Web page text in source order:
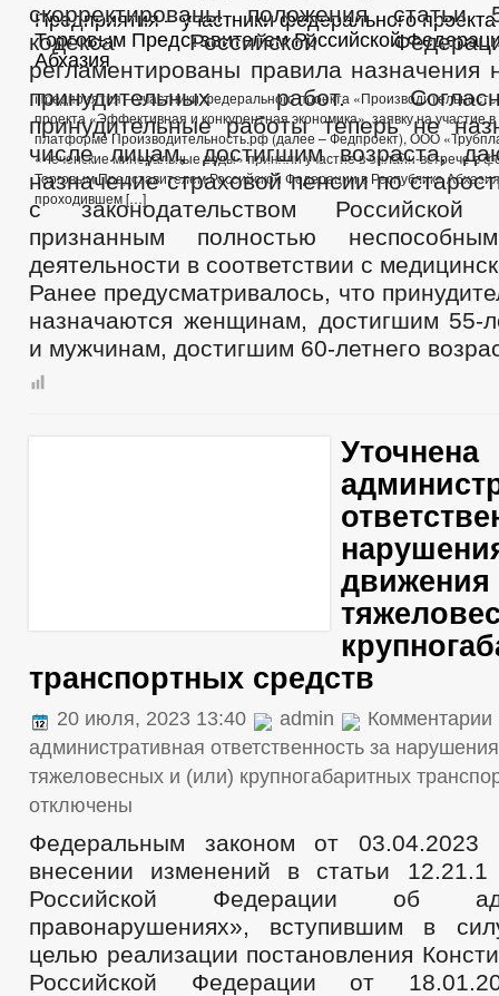
Предприятия – участники федерального
Торговым Представителем Российской
Абхазия
Предприятия – участники федерального проекта
проекта «Эффективная и конкурентная экономика», заявку на участие
платформе Производительность.рф (далее – Федпроект), ООО
«Чеченские минеральные воды» приняли участие в онлайн-встрече в
Торговым Представителем Российской Федерации в Республике
проходившем […]
скорректированы положения статьи
кодекса Российской
регламентированы правила назначения
принудительных работ.
принудительные работы теперь не
числе лицам, достигшим возраста,
назначение страховой пенсии по
с законодательством
признанным полностью
деятельности в соответствии с
Ранее предусматривалось, что
назначаются женщинам, достигшим 55-
и мужчинам, достигшим 60-летнего
Уточнена
движения
транспортных средств
20 июля, 2023 13:40 admin Комментарии
административная ответственность за
тяжеловесных и (или) крупногабаритных
отключены
Федеральным законом от
внесении изменений в статьи
Российской Федерации об
правонарушениях», вступившим в
целью реализации постановления
Российской Федерации от